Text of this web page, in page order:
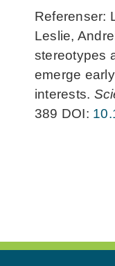
Referenser:
Leslie,
stereotypes
emerge
interests.
389 DOI: